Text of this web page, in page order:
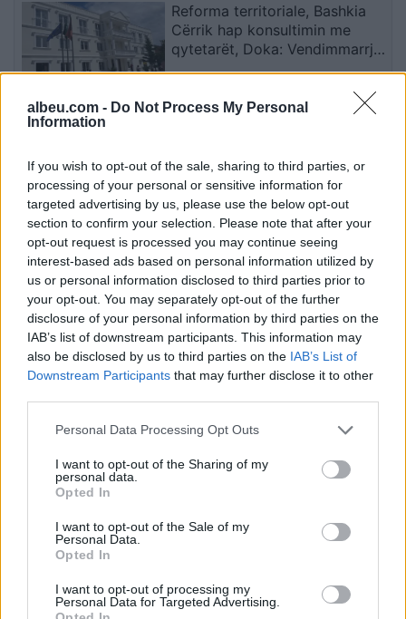
albeu.com - Do Not Process My Personal
Information
If you wish to opt-out of the sale, sharing to third parties, or
processing of your personal or sensitive information for
targeted advertising by us, please use the below opt-out
section to confirm your selection. Please note that after your
opt-out request is processed you may continue seeing
interest-based ads based on personal information utilized by
us or personal information disclosed to third parties prior to
your opt-out. You may separately opt-out of the further
disclosure of your personal information by third parties on the
IAB’s list of downstream participants. This information may
also be disclosed by us to third parties on the IAB’s List of
Downstream Participants that may further disclose it to other
Personal Data Processing Opt Outs
I want to opt-out of the Sharing of my
personal data.
Opted In
I want to opt-out of the Sale of my
Personal Data.
Opted In
I want to opt-out of processing my
Personal Data for Targeted Advertising.
Reforma territoriale, Bashkia
Cërrik hap konsultimin me
qytetarët, Doka: Vendimmarrja
të udhëhiqet nga nevojat e
Shkatërrohet në Spanjë rrjeti i
persona në pranga dhe 18
skafe të sekuestruara
Esim for Global
Esim for USA Esim for Italy
for Turkey|Esim for Germany|Esim for Greece|